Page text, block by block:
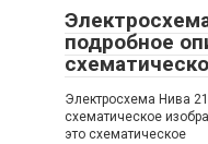
подробное
Электросхема Нива
схематическое
это схематическое